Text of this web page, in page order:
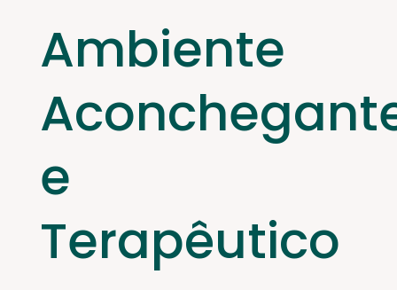
Ambiente
e
Terapêutico